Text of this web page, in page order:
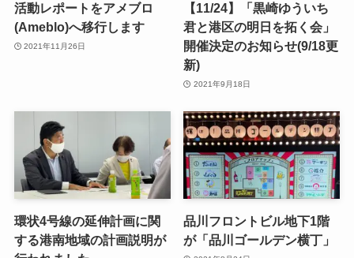
活動レポートをアメブロ
(Ameblo)へ移行します
2021年11月26日
【11/24】「黒崎ゆういち
君と港区の明日を拓く会」
開催決定のお知らせ(9/18更
新)
2021年9月18日
環状4号線の延伸計画に関
する港南地域の計画説明が
品川フロントビル地下1階
が「品川ゴールデン横丁」